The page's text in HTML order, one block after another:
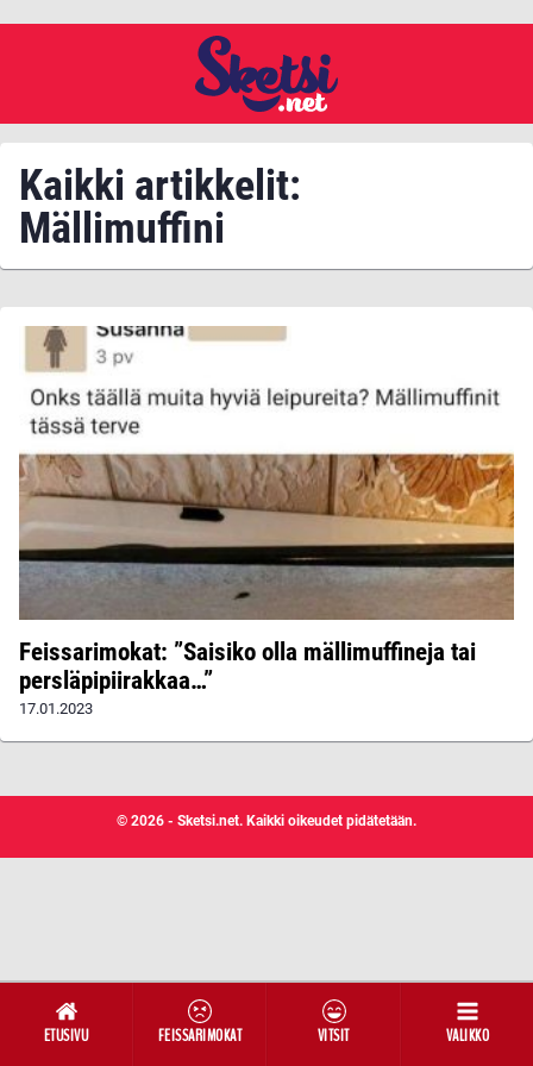
ETUSIVU FEISSARIMOKAT VITSIT VALIKKO
Kaikki artikkelit:
Mällimuffini
Feissarimokat: ”Saisiko olla mällimuffineja tai
persläpipiirakkaa…”
17.01.2023
© 2026 - Sketsi.net. Kaikki oikeudet pidätetään.